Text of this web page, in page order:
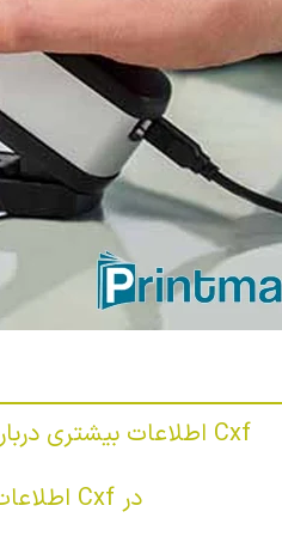
Cxf اطلاعات بیشتری درباره رنگ نسبت به Lab در خود نگه می‌دارد.
در Cxf اطلاعات اورپرینت رنگ هم وجود دارد.